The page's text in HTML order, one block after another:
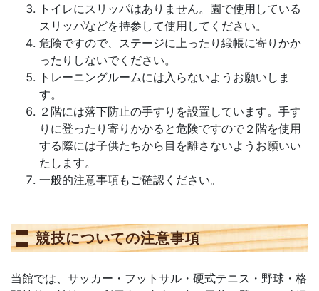
トイレにスリッパはありません。園で使用している
スリッパなどを持参して使用してください。
危険ですので、ステージに上ったり緞帳に寄りかか
ったりしないでください。
トレーニングルームには入らないようお願いしま
す。
２階には落下防止の手すりを設置しています。手す
りに登ったり寄りかかると危険ですので２階を使用
する際には子供たちから目を離さないようお願いい
たします。
一般的注意事項もご確認ください。
競技についての注意事項
当館では、サッカー・フットサル・硬式テニス・野球・格